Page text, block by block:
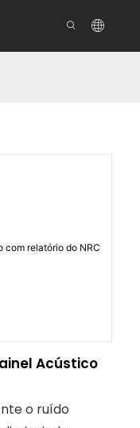
Acústico
o ruído